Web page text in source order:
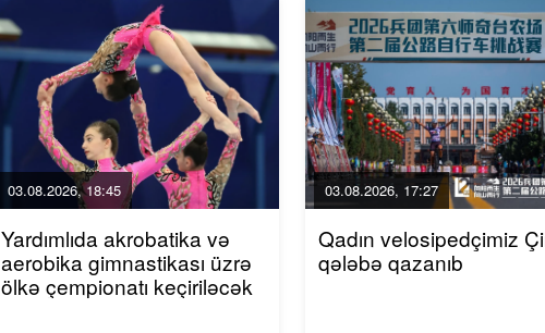
03.08.2026, 18:45
Yardımlıda akrobatika və
aerobika gimnastikası üzrə
ölkə çempionatı keçiriləcək
03.08.2026, 17:27
Qadın velosipedçimiz
qələbə qazanıb